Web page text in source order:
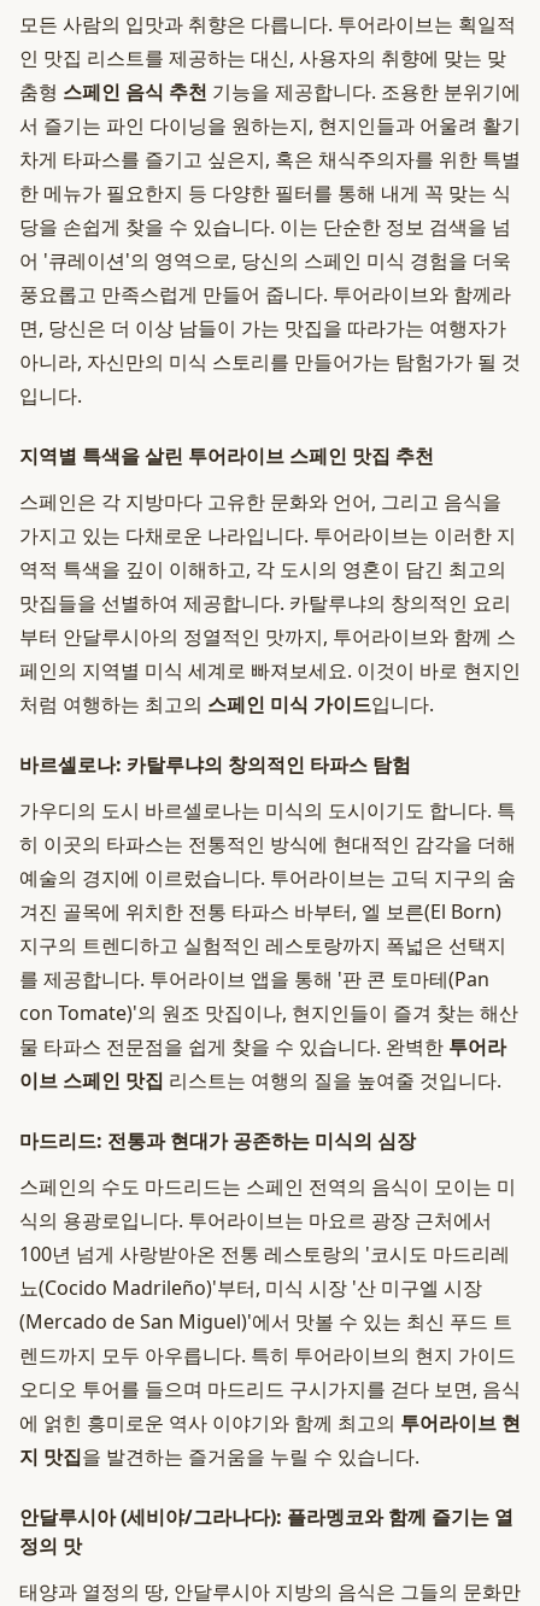
모든 사람의 입맛과 취향은 다릅니다. 투어라이브는 획일적
인 맛집 리스트를 제공하는 대신, 사용자의 취향에 맞는 맞
춤형 스페인 음식 추천 기능을 제공합니다. 조용한 분위기에
서 즐기는 파인 다이닝을 원하는지, 현지인들과 어울려 활기
차게 타파스를 즐기고 싶은지, 혹은 채식주의자를 위한 특별
한 메뉴가 필요한지 등 다양한 필터를 통해 내게 꼭 맞는 식
당을 손쉽게 찾을 수 있습니다. 이는 단순한 정보 검색을 넘
어 '큐레이션'의 영역으로, 당신의 스페인 미식 경험을 더욱
풍요롭고 만족스럽게 만들어 줍니다. 투어라이브와 함께라
면, 당신은 더 이상 남들이 가는 맛집을 따라가는 여행자가
아니라, 자신만의 미식 스토리를 만들어가는 탐험가가 될 것
입니다.
지역별 특색을 살린 투어라이브 스페인 맛집 추천
스페인은 각 지방마다 고유한 문화와 언어, 그리고 음식을
가지고 있는 다채로운 나라입니다. 투어라이브는 이러한 지
역적 특색을 깊이 이해하고, 각 도시의 영혼이 담긴 최고의
맛집들을 선별하여 제공합니다. 카탈루냐의 창의적인 요리
부터 안달루시아의 정열적인 맛까지, 투어라이브와 함께 스
페인의 지역별 미식 세계로 빠져보세요. 이것이 바로 현지인
처럼 여행하는 최고의 스페인 미식 가이드입니다.
바르셀로나: 카탈루냐의 창의적인 타파스 탐험
가우디의 도시 바르셀로나는 미식의 도시이기도 합니다. 특
히 이곳의 타파스는 전통적인 방식에 현대적인 감각을 더해
예술의 경지에 이르렀습니다. 투어라이브는 고딕 지구의 숨
겨진 골목에 위치한 전통 타파스 바부터, 엘 보른(El Born)
지구의 트렌디하고 실험적인 레스토랑까지 폭넓은 선택지
를 제공합니다. 투어라이브 앱을 통해 '판 콘 토마테(Pan
con Tomate)'의 원조 맛집이나, 현지인들이 즐겨 찾는 해산
물 타파스 전문점을 쉽게 찾을 수 있습니다. 완벽한 투어라
이브 스페인 맛집 리스트는 여행의 질을 높여줄 것입니다.
마드리드: 전통과 현대가 공존하는 미식의 심장
스페인의 수도 마드리드는 스페인 전역의 음식이 모이는 미
식의 용광로입니다. 투어라이브는 마요르 광장 근처에서
100년 넘게 사랑받아온 전통 레스토랑의 '코시도 마드리레
뇨(Cocido Madrileño)'부터, 미식 시장 '산 미구엘 시장
(Mercado de San Miguel)'에서 맛볼 수 있는 최신 푸드 트
렌드까지 모두 아우릅니다. 특히 투어라이브의 현지 가이드
오디오 투어를 들으며 마드리드 구시가지를 걷다 보면, 음식
에 얽힌 흥미로운 역사 이야기와 함께 최고의 투어라이브 현
지 맛집을 발견하는 즐거움을 누릴 수 있습니다.
안달루시아 (세비야/그라나다): 플라멩코와 함께 즐기는 열
정의 맛
태양과 열정의 땅, 안달루시아 지방의 음식은 그들의 문화만